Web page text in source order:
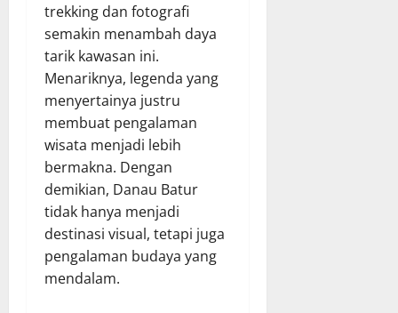
trekking dan fotografi
semakin menambah daya
tarik kawasan ini.
Menariknya, legenda yang
menyertainya justru
membuat pengalaman
wisata menjadi lebih
bermakna. Dengan
demikian, Danau Batur
tidak hanya menjadi
destinasi visual, tetapi juga
pengalaman budaya yang
mendalam.